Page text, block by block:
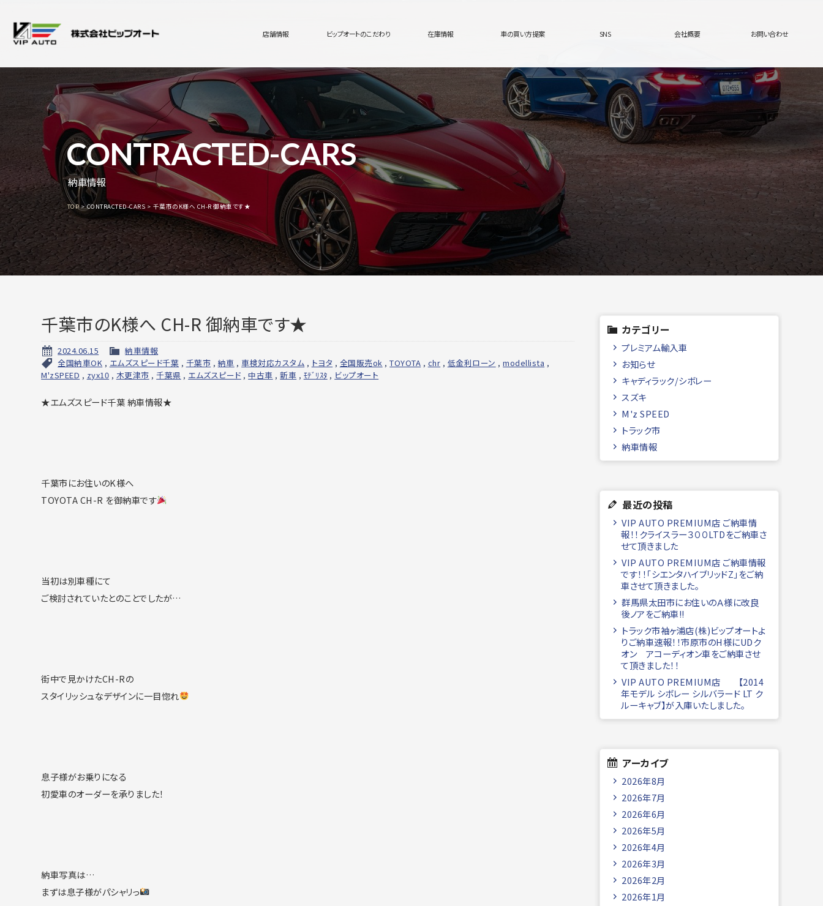
店舗情報 ビップオートのこだわり 在庫情報 車の買い方提案 SNS 会社概要 お問い合わせ
CONTRACTED-CARS
納車情報
TOP CONTRACTED-CARS 千葉市のK様へ CH-R 御納車です★
千葉市のK様へ CH-R 御納車です★
2024.06.15
納車情報
全国納車OK , エムズスピード千葉 , 千葉市 , 納車 ,車検対応カスタム , トヨタ , 全国販売ok ,TOYOTA , chr , 低金利ローン ,modellista ,
M'zSPEED , zyx10 , 木更津市 ,千葉県 , エムズスピード ,中古車 ,新車 , ﾓﾃﾞﾘｽﾀ , ビップオート
★エムズスピード千葉 納車情報★
千葉市にお住いのK様へ
TOYOTA CH-R を御納車です
当初は別車種にて
ご検討されていたとのことでしたが…
街中で見かけたCH-Rの
スタイリッシュなデザインに一目惚れ
息子様がお乗りになる
初愛車のオーダーを承りました！
納車写真は…
まずは息子様がパシャリっ
カテゴリー
プレミアム輸入車
お知らせ
キャディラック/シボレー
スズキ
M'z SPEED
トラック市
納車情報
最近の投稿
VIP AUTO PREMIUM店 ご納車情
報！！クライスラー３００LTDをご納車さ
せて頂きました
VIP AUTO PREMIUM店 ご納車情報
です！！「シエンタハイブリッドZ」をご納
車させて頂きました。
群馬県太田市にお住いのＡ様に改良
後ノアをご納車!!
トラック市袖ヶ浦店(株)ビップオートよ
りご納車速報！！市原市のH様にUDク
オン アコーディオン車をご納車させ
て頂きました！！
VIP AUTO PREMIUM店 【2014
年モデル シボレー シルバラード LT ク
ルーキャブ】が入庫いたしました。
アーカイブ
2026年8月
2026年7月
2026年6月
2026年5月
2026年4月
2026年3月
2026年2月
2026年1月